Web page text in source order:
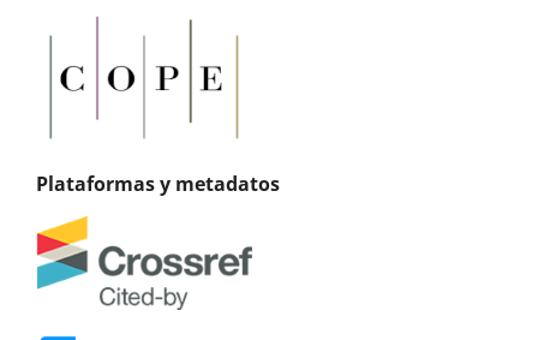
Plataformas y metadatos